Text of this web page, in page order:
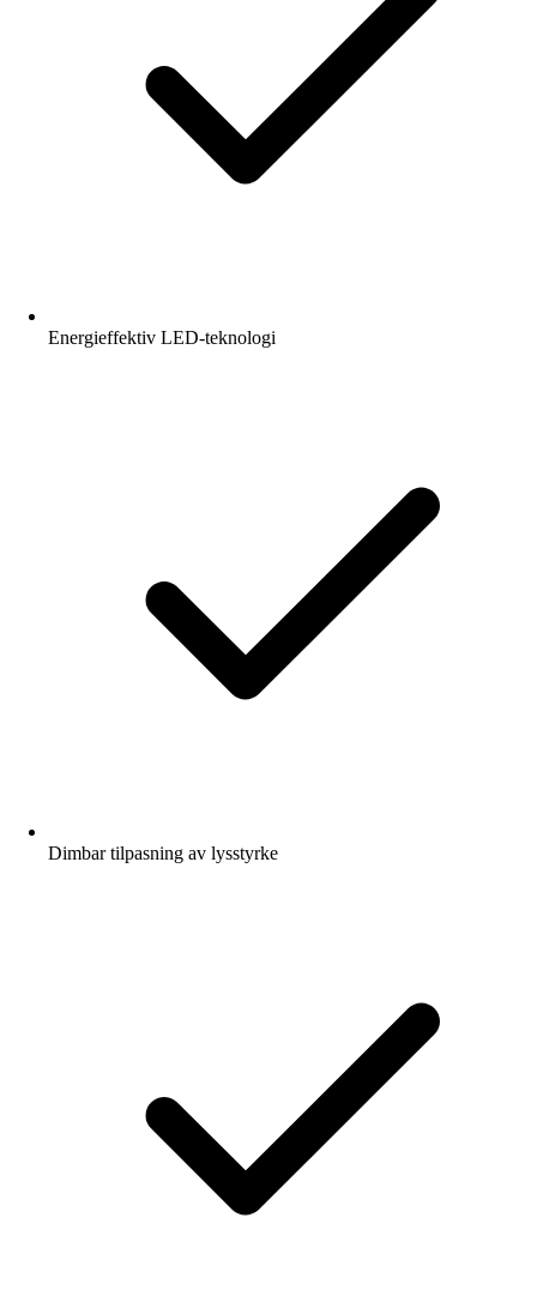
Energieffektiv LED-teknologi
Dimbar tilpasning av lysstyrke